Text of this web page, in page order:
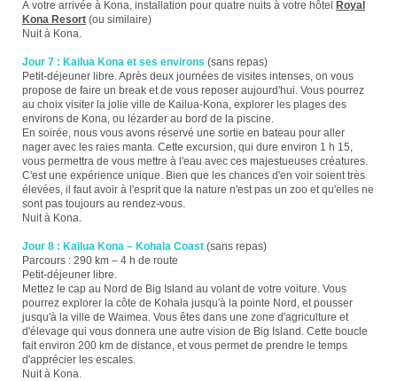
À votre arrivée à Kona, installation pour quatre nuits à votre hôtel Royal
Kona Resort (ou similaire)
Nuit à Kona.
Jour 7 : Kailua Kona et ses environs (sans repas)
Petit-déjeuner libre. Après deux journées de visites intenses, on vous
propose de faire un break et de vous reposer aujourd'hui. Vous pourrez
au choix visiter la jolie ville de Kailua-Kona, explorer les plages des
environs de Kona, ou lézarder au bord de la piscine.
En soirée, nous vous avons réservé une sortie en bateau pour aller
nager avec les raies manta. Cette excursion, qui dure environ 1 h 15,
vous permettra de vous mettre à l'eau avec ces majestueuses créatures.
C'est une expérience unique. Bien que les chances d'en voir soient très
élevées, il faut avoir à l'esprit que la nature n'est pas un zoo et qu'elles ne
sont pas toujours au rendez-vous.
Nuit à Kona.
Jour 8 : Kailua Kona – Kohala Coast (sans repas)
Parcours : 290 km – 4 h de route
Petit-déjeuner libre.
Mettez le cap au Nord de Big Island au volant de votre voiture. Vous
pourrez explorer la côte de Kohala jusqu'à la pointe Nord, et pousser
jusqu'à la ville de Waimea. Vous êtes dans une zone d'agriculture et
d'élevage qui vous donnera une autre vision de Big Island. Cette boucle
fait environ 200 km de distance, et vous permet de prendre le temps
d'apprécier les escales.
Nuit à Kona.